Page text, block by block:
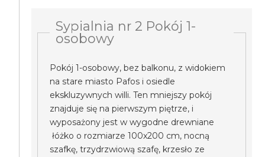
Sypialnia nr 2 Pokój 1-
osobowy
Pokój 1-osobowy, bez balkonu, z widokiem
na stare miasto Pafos i osiedle
ekskluzywnych willi. Ten mniejszy pokój
znajduje się na pierwszym piętrze, i
wyposażony jest w wygodne drewniane
łóżko o rozmiarze 100x200 cm, nocną
szafkę, trzydrzwiową szafę, krzesło ze